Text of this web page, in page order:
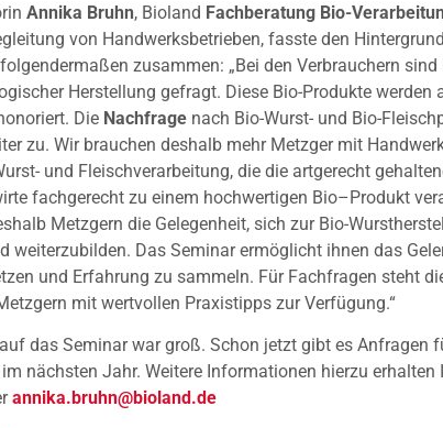
Annika Bruhn, Bioland Fachberatung Bio-
von Handwerksbetrieben, fasste den
zusammen: „Bei den Verbrauchern sind
Herstellung gefragt. Diese Bio-Produkte werden
Die Nachfrage nach Bio-Wurst- und Bio-
zu. Wir brauchen deshalb mehr Metzger mit
und Fleischverarbeitung, die die artgerecht
fachgerecht zu einem hochwertigen Bio–Produkt
Metzgern die Gelegenheit, sich zur Bio-
weiterzubilden. Das Seminar ermöglicht ihnen das
und Erfahrung zu sammeln. Für Fachfragen steht
mit wertvollen Praxistipps zur Verfügung.“
auf das Seminar war groß. Schon jetzt gibt es Anfragen
nächsten Jahr. Weitere Informationen hierzu erhalten
annika.bruhn@bioland.de